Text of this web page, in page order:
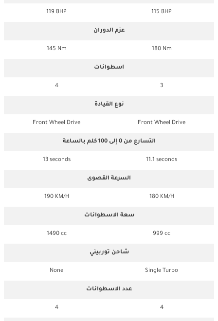
115 BHP
119 BHP
عزم الدوران
180 Nm
145 Nm
اسطوانات
3
4
نوع القيادة
Front Wheel Drive
Front Wheel Drive
التسارع من 0 إلى 100 كلم بالساعة
11.1 seconds
13 seconds
السرعة القصوى
180 KM/H
190 KM/H
سعة الاسطوانات
999 cc
1490 cc
شاحن توربيني
Single Turbo
None
عدد الاسطوانات
4
4